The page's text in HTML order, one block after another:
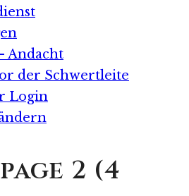
Andacht
der Schwertleite
Login
2 (4